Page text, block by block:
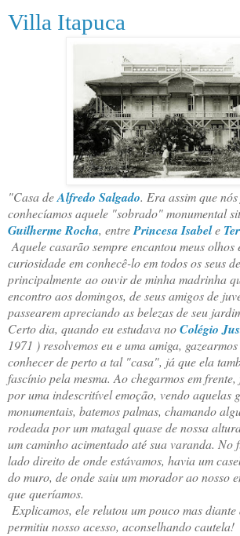
Villa Itapuca
"Casa deAlfredo Salgado. Era assim que
conhecíamos aquele "sobrado" monumental
Guilherme Rocha, entrePrincesa Isabele
Aquele casarão sempre encantou meus olhos
curiosidade em conhecê-lo em todos os seus
principalmente ao ouvir de minha madrinha
encontro aos domingos, de seus amigos de
passearem apreciando as belezas de seu
Certo dia, quando eu estudava noColégio
1971 ) resolvemos eu e uma amiga,
conhecer de perto a tal "casa", já que ela
fascínio pela mesma. Ao chegarmos em
por uma indescritível emoção, vendo aquelas
monumentais, batemos palmas, chamando
rodeada por um matagal quase de nossa
um caminho acimentado até sua varanda. No
lado direito de onde estávamos, havia um
do muro, de onde saiu um morador ao nosso
que queríamos.
Explicamos, ele relutou um pouco mas diante
permitiu nosso acesso, aconselhando cautela!